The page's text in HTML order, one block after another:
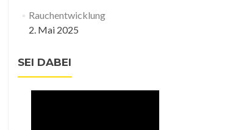
Rauchentwicklung
2. Mai 2025
SEI DABEI